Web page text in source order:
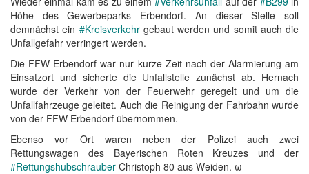
Höhe des Gewerbeparks Erbendorf. An dieser Stelle soll
demnächst ein #Kreisverkehrgebaut werden und somit auch die
Unfallgefahr verringert werden.
Die FFW Erbendorf war nur kurze Zeit nach der Alarmierung am
Einsatzort und sicherte die Unfallstelle zunächst ab. Hernach
wurde der Verkehr von der Feuerwehr geregelt und um die
Unfallfahrzeuge geleitet. Auch die Reinigung der Fahrbahn wurde
von der FFW Erbendorf übernommen.
Ebenso vor Ort waren neben der Polizei auch zwei
Rettungswagen des Bayerischen Roten Kreuzes und der
#Rettungshubschrauber Christoph 80 aus Weiden. ω